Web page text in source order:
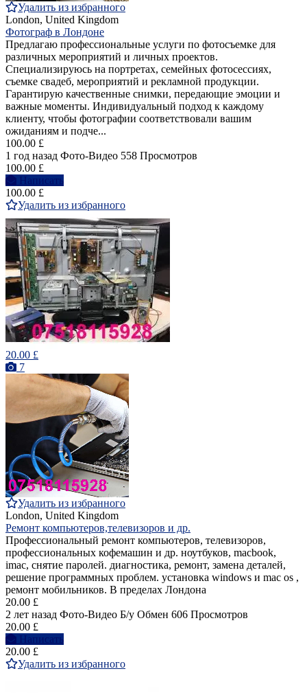
Удалить из избранного
London, United Kingdom
Фотограф в Лондоне
Предлагаю профессиональные услуги по фотосъемке для
различных мероприятий и личных проектов.
Специализируюсь на портретах, семейных фотосессиях,
съемке свадеб, мероприятий и рекламной продукции.
Гарантирую качественные снимки, передающие эмоции и
важные моменты. Индивидуальный подход к каждому
клиенту, чтобы фотографии соответствовали вашим
ожиданиям и подче...
100.00 £
1 год назад Фото-Видео 558 Просмотров
100.00 £
Написать
100.00 £
Удалить из избранного
20.00 £
7
Удалить из избранного
London, United Kingdom
Ремонт компьютеров,телевизоров и др.
Профессиональный ремонт компьютеров, телевизоров,
профессиональных кофемашин и др. ноутбуков, macbook,
imac, снятие паролей. диагностика, ремонт, замена деталей,
решение программных проблем. установка windows и mac os ,
ремонт мобильников. В пределах Лондона
20.00 £
2 лет назад Фото-Видео Б/у Обмен 606 Просмотров
20.00 £
Написать
20.00 £
Удалить из избранного